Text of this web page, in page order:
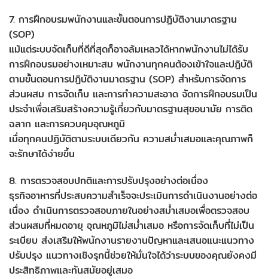
7. การฝึกอบรมพนักงานและขั้นตอนการปฏิบัติงานมาตรฐาน
(SOP)
แม้แต่ระบบจัดเก็บที่ดีที่สุดก็อาจล้มเหลวได้หากพนักงานไม่ได้รับ
การฝึกอบรมอย่างเหมาะสม พนักงานทุกคนต้องเข้าใจและปฏิบัติ
ตามขั้นตอนการปฏิบัติงานมาตรฐาน (SOP) สำหรับการจัดการ
ส่วนผสม การจัดเก็บ และการทำความสะอาด จัดการฝึกอบรมเป็น
ประจำเพื่อเสริมสร้างความรู้เกี่ยวกับมาตรฐานสุขอนามัย การติด
ฉลาก และการควบคุมอุณหภูมิ
เมื่อทุกคนปฏิบัติตามระบบเดียวกัน ความสม่ำเสมอและคุณภาพก็
จะรักษาได้ง่ายขึ้น
8. การตรวจสอบปกติและการปรับปรุงอย่างต่อเนื่อง
ธุรกิจอาหารที่ประสบความสำเร็จจะประเมินการดำเนินงานอย่างต่อ
เนื่อง ดำเนินการตรวจสอบภายในอย่างสม่ำเสมอเพื่อตรวจสอบ
ส่วนผสมที่หมดอายุ อุณหภูมิไม่สม่ำเสมอ หรือการจัดเก็บที่ไม่เป็น
ระเบียบ ส่งเสริมให้พนักงานรายงานปัญหาและเสนอแนะแนวทาง
ปรับปรุง แนวทางเชิงรุกนี้ช่วยให้มั่นใจได้ว่าระบบของคุณยังคงมี
ประสิทธิภาพและทันสมัยอยู่เสมอ